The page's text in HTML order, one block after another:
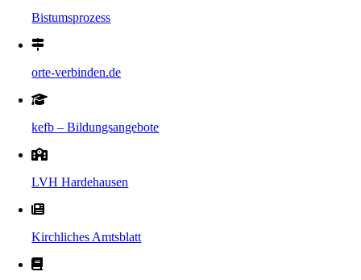
Bistumsprozess
orte-verbinden.de
kefb – Bildungsangebote
LVH Hardehausen
Kirchliches Amtsblatt